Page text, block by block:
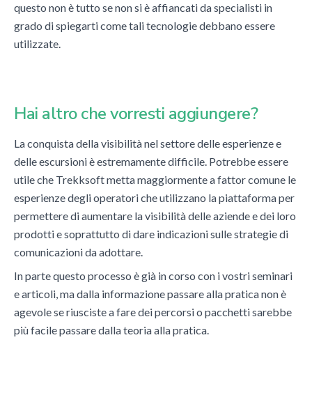
questo non è tutto se non si è affiancati da specialisti in
grado di spiegarti come tali tecnologie debbano essere
utilizzate.
Hai altro che vorresti aggiungere?
La conquista della visibilità nel settore delle esperienze e
delle escursioni è estremamente difficile. Potrebbe essere
utile che Trekksoft metta maggiormente a fattor comune le
esperienze degli operatori che utilizzano la piattaforma per
permettere di aumentare la visibilità delle aziende e dei loro
prodotti e soprattutto di dare indicazioni sulle strategie di
comunicazioni da adottare.
In parte questo processo è già in corso con i vostri seminari
e articoli, ma dalla informazione passare alla pratica non è
agevole se riusciste a fare dei percorsi o pacchetti sarebbe
più facile passare dalla teoria alla pratica.